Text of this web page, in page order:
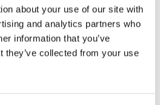
about your use of our site with
and analytics partners who
information that you’ve
they’ve collected from your use
godkännande för
på NGM